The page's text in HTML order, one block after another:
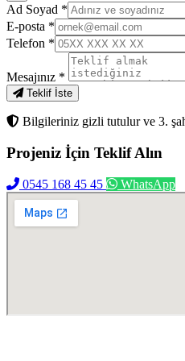
Ad Soyad *
E-posta *
Telefon *
Mesajınız *
Teklif İste
Bilgileriniz gizli tutulur ve 3.
Projeniz İçin Teklif Alın
0545 168 45 45 WhatsApp